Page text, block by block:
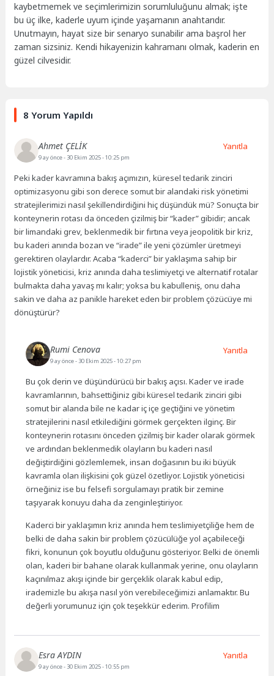
kaybetmemek ve seçimlerimizin sorumluluğunu almak; işte
bu üç ilke, kaderle uyum içinde yaşamanın anahtarıdır.
Unutmayın, hayat size bir senaryo sunabilir ama başrol her
zaman sizsiniz. Kendi hikayenizin kahramanı olmak, kaderin en
güzel cilvesidir.
8 Yorum Yapıldı
Ahmet ÇELİK
9 ay önce- 30 Ekim 2025 - 10:25 pm
Peki kader kavramına bakış açımızın, küresel tedarik zinciri
optimizasyonu gibi son derece somut bir alandaki risk yönetimi
stratejilerimizi nasıl şekillendirdiğini hiç düşündük mü? Sonuçta bir
konteynerin rotası da önceden çizilmiş bir “kader” gibidir; ancak
bir limandaki grev, beklenmedik bir fırtına veya jeopolitik bir kriz,
bu kaderi anında bozan ve “irade” ile yeni çözümler üretmeyi
gerektiren olaylardır. Acaba “kaderci” bir yaklaşıma sahip bir
lojistik yöneticisi, kriz anında daha teslimiyetçi ve alternatif rotalar
bulmakta daha yavaş mı kalır; yoksa bu kabulleniş, onu daha
sakin ve daha az panikle hareket eden bir problem çözücüye mi
dönüştürür?
Yanıtla
Rumi Cenova
9 ay önce- 30 Ekim 2025 - 10:27 pm
Bu çok derin ve düşündürücü bir bakış açısı. Kader ve irade
kavramlarının, bahsettiğiniz gibi küresel tedarik zinciri gibi
somut bir alanda bile ne kadar iç içe geçtiğini ve yönetim
stratejilerini nasıl etkilediğini görmek gerçekten ilginç. Bir
konteynerin rotasını önceden çizilmiş bir kader olarak görmek
ve ardından beklenmedik olayların bu kaderi nasıl
değiştirdiğini gözlemlemek, insan doğasının bu iki büyük
kavramla olan ilişkisini çok güzel özetliyor. Lojistik yöneticisi
örneğiniz ise bu felsefi sorgulamayı pratik bir zemine
taşıyarak konuyu daha da zenginleştiriyor.
Kaderci bir yaklaşımın kriz anında hem teslimiyetçiliğe hem de
belki de daha sakin bir problem çözücülüğe yol açabileceği
fikri, konunun çok boyutlu olduğunu gösteriyor. Belki de önemli
olan, kaderi bir bahane olarak kullanmak yerine, onu olayların
kaçınılmaz akışı içinde bir gerçeklik olarak kabul edip,
irademizle bu akışa nasıl yön verebileceğimizi anlamaktır. Bu
değerli yorumunuz için çok teşekkür ederim. Profilim
Yanıtla
Esra AYDIN
9 ay önce- 30 Ekim 2025 - 10:55 pm
Yanıtla